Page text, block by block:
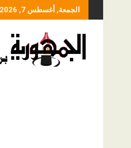
to
الجمعة, أغسطس 7, 2026